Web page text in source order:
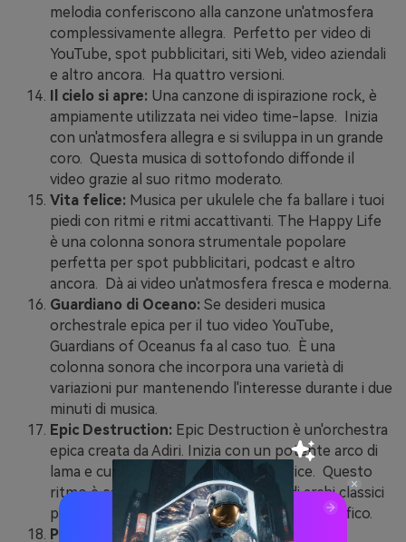
melodia conferiscono alla canzone un'atmosfera
complessivamente allegra. Perfetto per video di
YouTube, spot pubblicitari, siti Web, video aziendali
e altro ancora. Ha quattro versioni.
Il cielo si apre: Una canzone di ispirazione rock, è
ampiamente utilizzata nei video time-lapse. Inizia
con un'atmosfera allegra e si sviluppa in un grande
coro. Questa musica di sottofondo diffonde il
video grazie al suo ritmo moderato.
Vita felice: Musica per ukulele che fa ballare i tuoi
piedi con ritmi e ritmi accattivanti. The Happy Life
è una colonna sonora strumentale popolare
perfetta per spot pubblicitari, podcast e altro
ancora. Dà ai video un'atmosfera fresca e moderna.
Guardiano di Oceano: Se desideri musica
orchestrale epica per il tuo video YouTube,
Guardians of Oceanus fa al caso tuo. È una
colonna sonora che incorpora una varietà di
variazioni pur mantenendo l'interesse durante i due
minuti di musica.
Epic Destruction: Epic Destruction è un'orchestra
epica creata da Adiri. Inizia con un potente arco di
lama e culmina in un'intensità ispiratrice. Questo
ritmo è combinato con un accenno di archi classici
per dare alla musica un aspetto cinematografico.
Per favore rilancia:è una traccia musicale di